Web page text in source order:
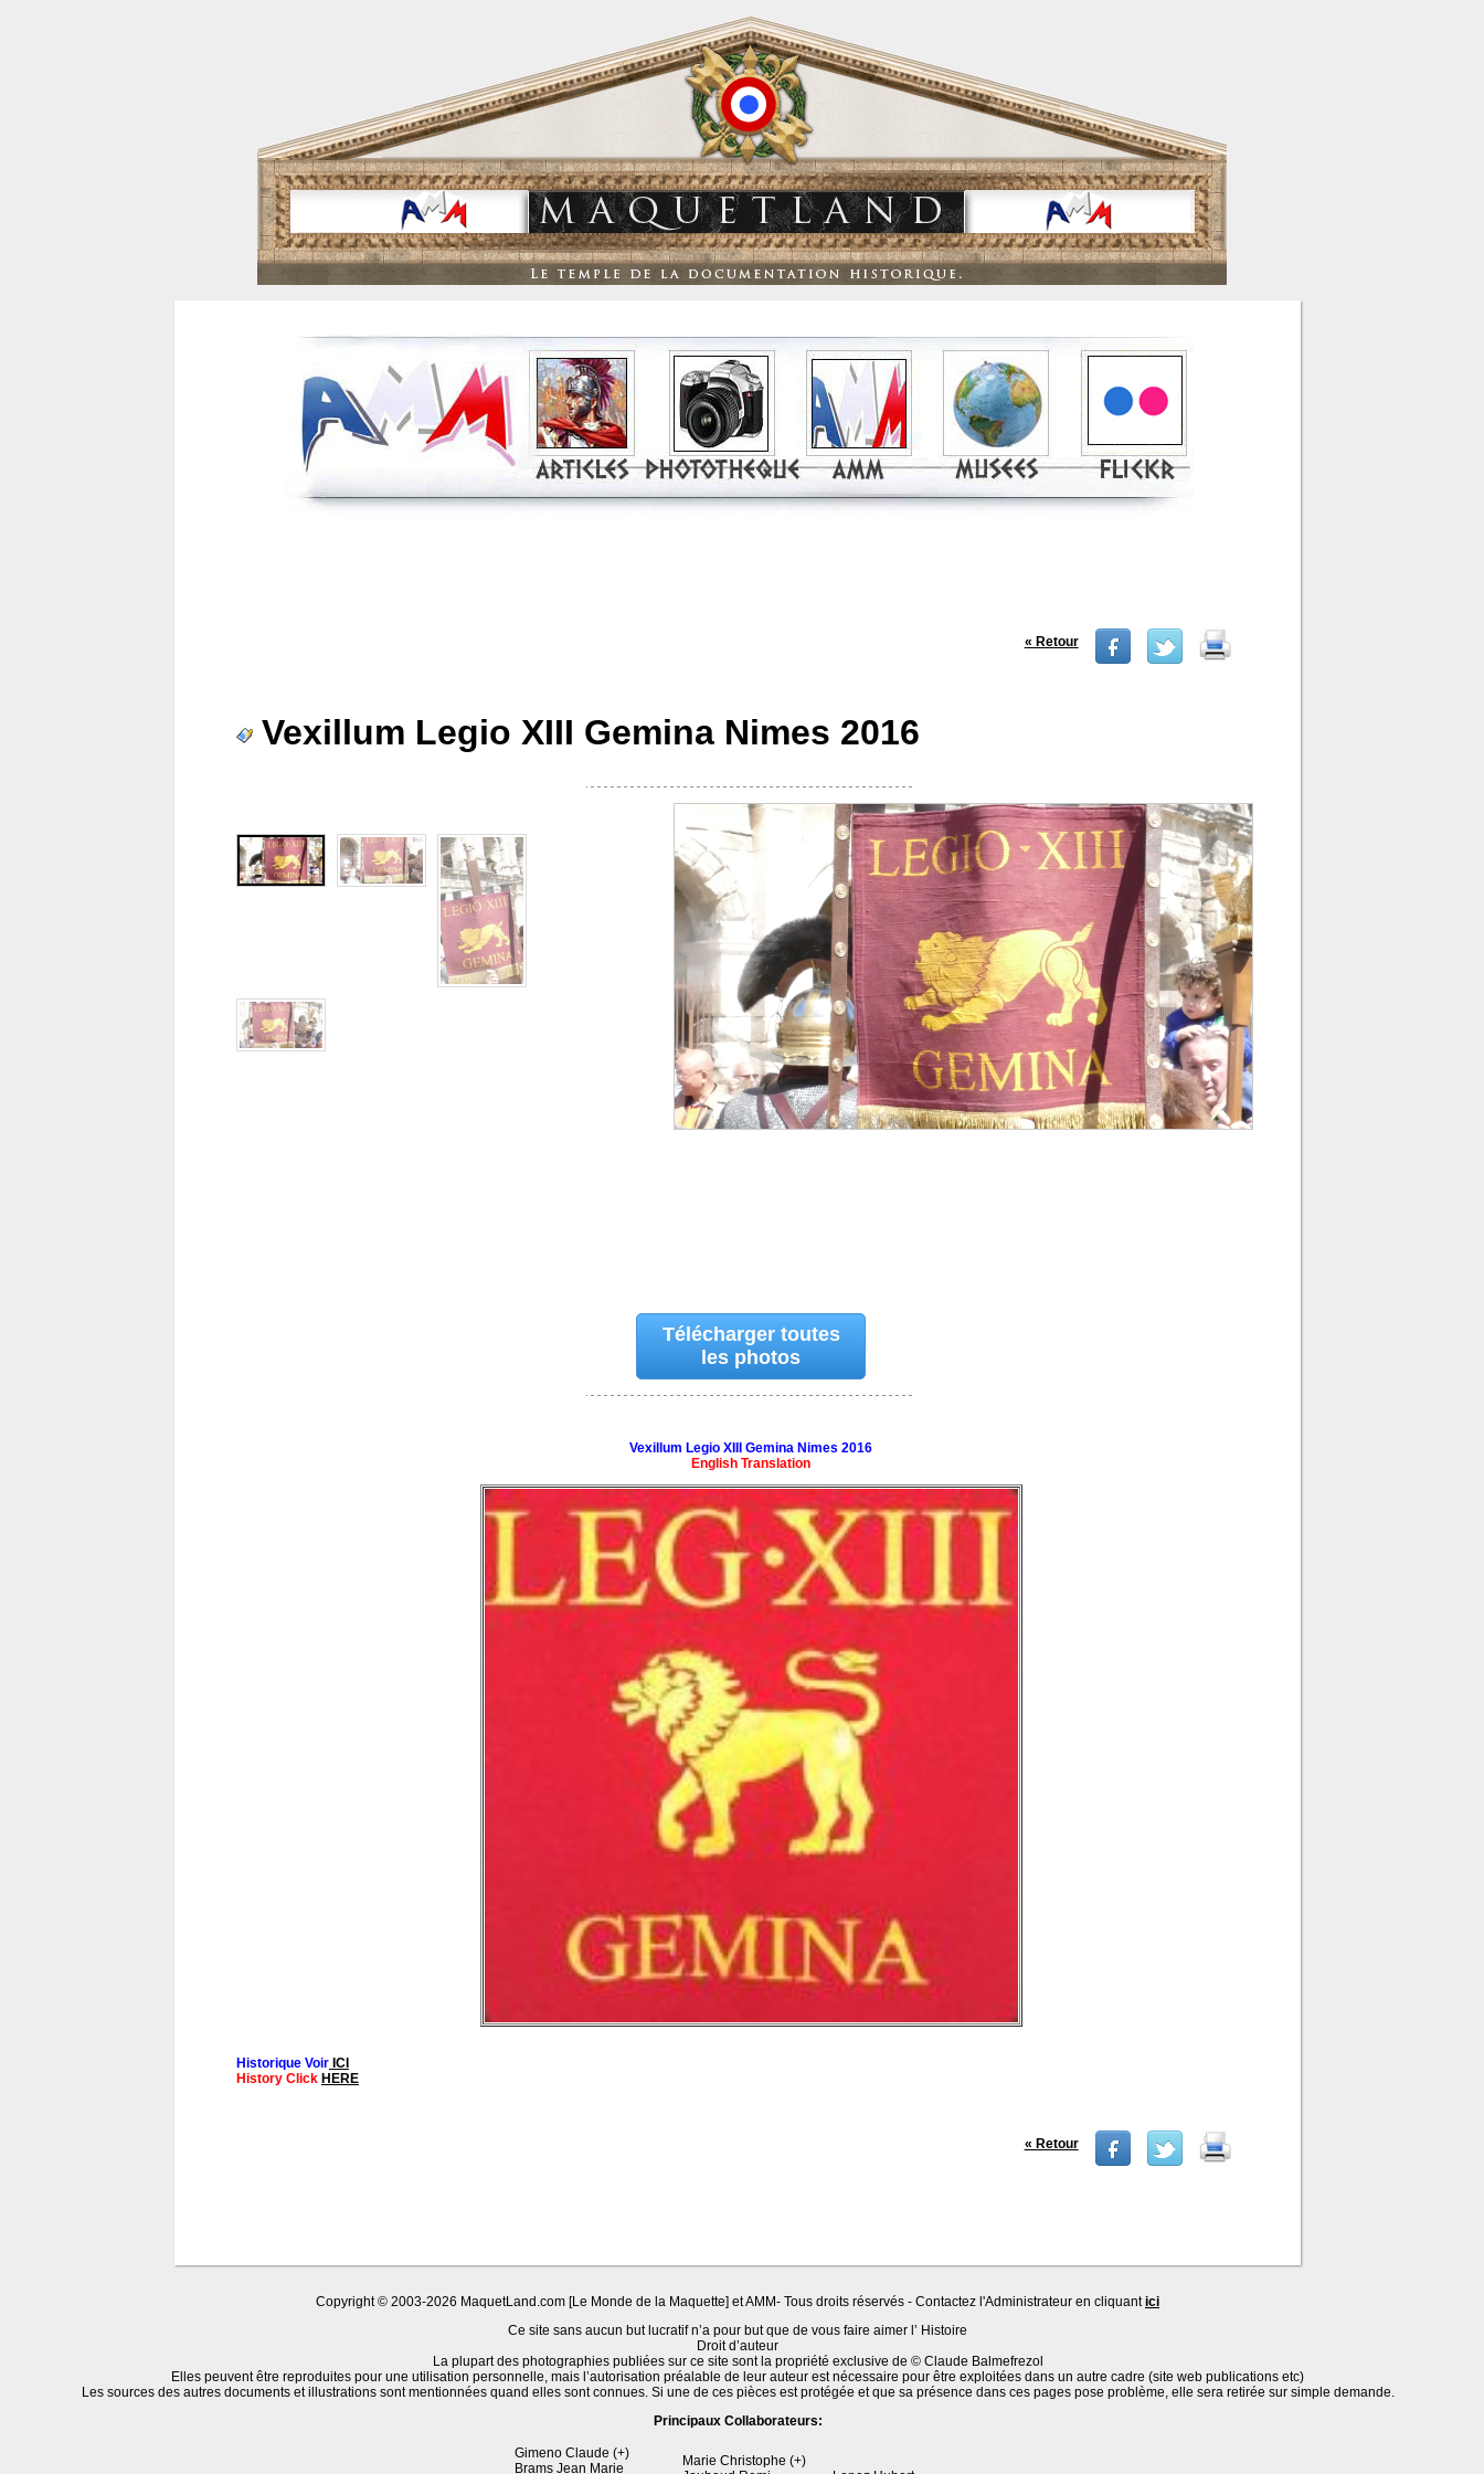
« Retour
Vexillum Legio XIII Gemina Nimes 2016
Télécharger toutes
les photos
Vexillum Legio XIII Gemina Nimes 2016
English Translation
Historique Voir ICI
History Click HERE
« Retour
Copyright © 2003-2026 MaquetLand.com [Le Monde de la Maquette] et AMM- Tous droits réservés - Contactez l'Administrateur en cliquantici
Ce site sans aucun but lucratif n’a pour but que de vous faire aimer l’ Histoire
Droit d’auteur
La plupart des photographies publiées sur ce site sont la propriété exclusive de © Claude Balmefrezol
Elles peuvent être reproduites pour une utilisation personnelle, mais l’autorisation préalable de leur auteur est nécessaire pour être exploitées dans un autre cadre (site web publications etc)
Les sources des autres documents et illustrations sont mentionnées quand elles sont connues. Si une de ces pièces est protégée et que sa présence dans ces pages pose problème, elle sera retirée sur simple demande.
Principaux Collaborateurs:
Gimeno Claude (+)
Brams Jean Marie
Marie Christophe (+)